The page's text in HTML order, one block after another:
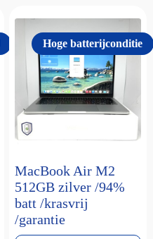
Hoge batterijconditie
MacBook Air M2
512GB zilver /94%
batt /krasvrij
/garantie